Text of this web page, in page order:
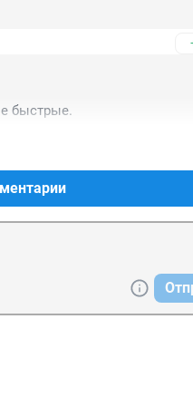
быстрые.